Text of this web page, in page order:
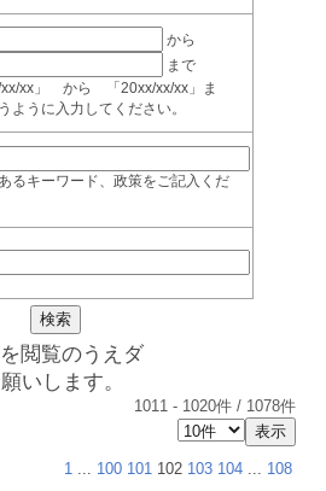
から
まで
xx」 から 「20xx/xx/xx」ま
うに入力してください。
るキーワード、政策をご記入くだ
を閲覧のうえダ
いします。
1011 - 1020件 / 1078件
1 ... 100 101 102 103 104 ... 108